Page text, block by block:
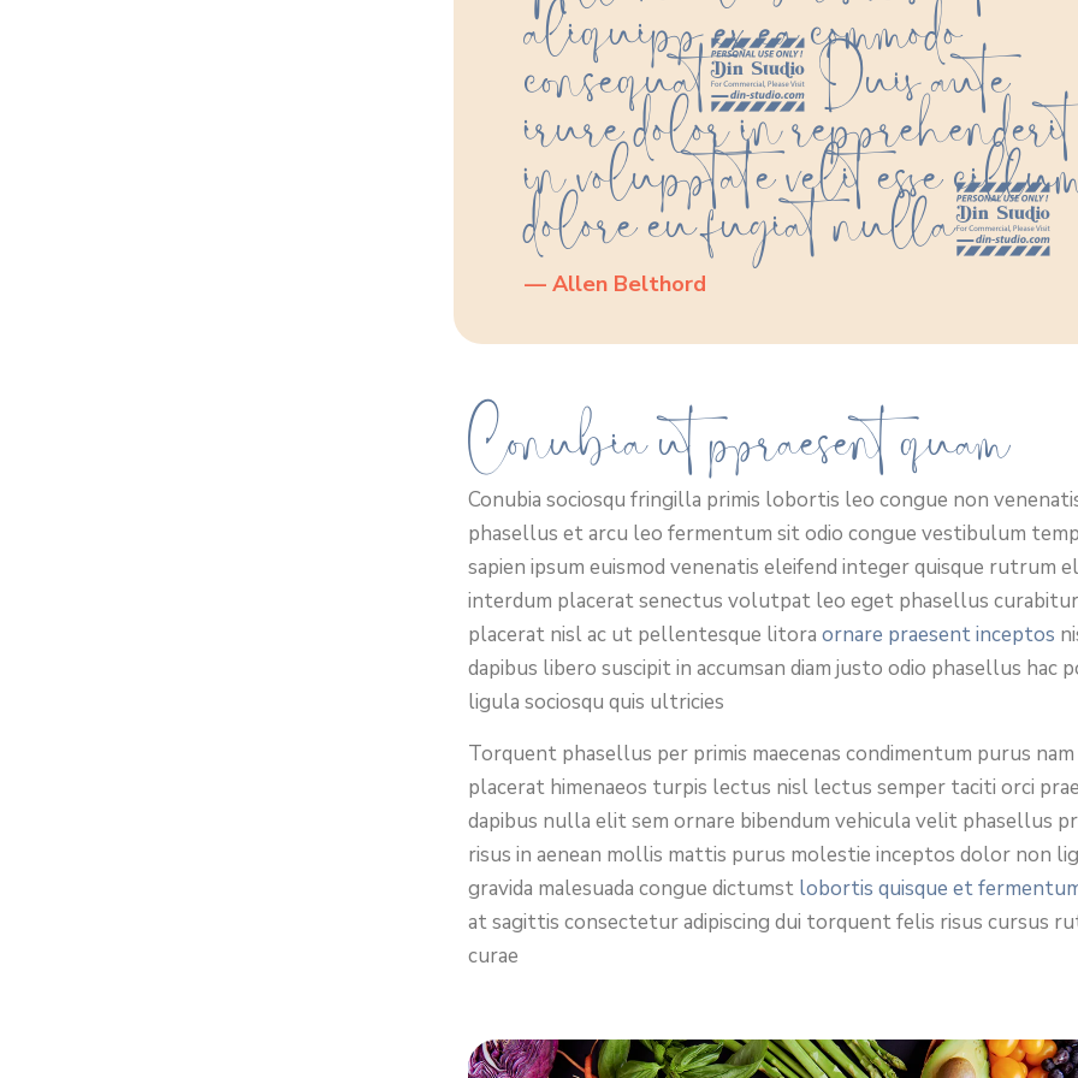
aliquip ex ea commodo
consequat. Duis aute
irure dolor in reprehenderit
in voluptate velit esse
dolore eu fugiat nulla.
— Allen Belthord
Conubia ut praesent quam
Conubia sociosqu fringilla primis lobortis leo congue non
phasellus et arcu leo fermentum sit odio congue vestibulum
sapien ipsum euismod venenatis eleifend integer quisque rutrum
interdum placerat senectus volutpat leo eget phasellus curabitur
placerat nisl ac ut pellentesque litora ornare praesent inceptos
dapibus libero suscipit in accumsan diam justo odio phasellus hac
ligula sociosqu quis ultricies
Torquent phasellus per primis maecenas condimentum purus nam
placerat himenaeos turpis lectus nisl lectus semper taciti orci
dapibus nulla elit sem ornare bibendum vehicula velit phasellus
risus in aenean mollis mattis purus molestie inceptos dolor non
gravida malesuada congue dictumst lobortis quisque et
at sagittis consectetur adipiscing dui torquent felis risus cursus
curae